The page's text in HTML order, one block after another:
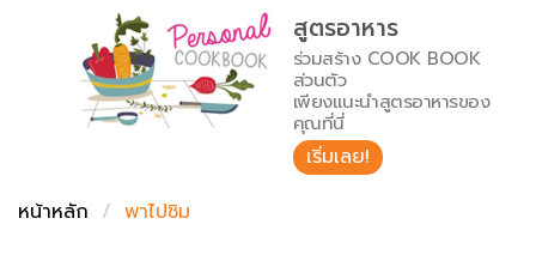
เปรียบเทียบหน่วยการตวง
เปรียบเทียบอุณหภูมิ
เปรียบเทียบน้ำหนักวัตถุดิบ
สร้าง Cookbook
สูตรอาหาร
ร่วมสร้าง COOK BOOK
ส่วนตัว
เพียงแนะนำสูตรอาหารของ
คุณที่นี่
เริ่มเลย!
หน้าหลัก
พาไปชิม